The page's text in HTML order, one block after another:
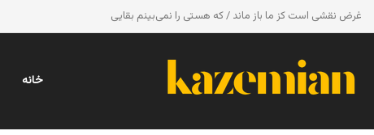
غرض نقشی است کز ما باز ماند / که هستی را نمی‌بینم بقایی
خانه